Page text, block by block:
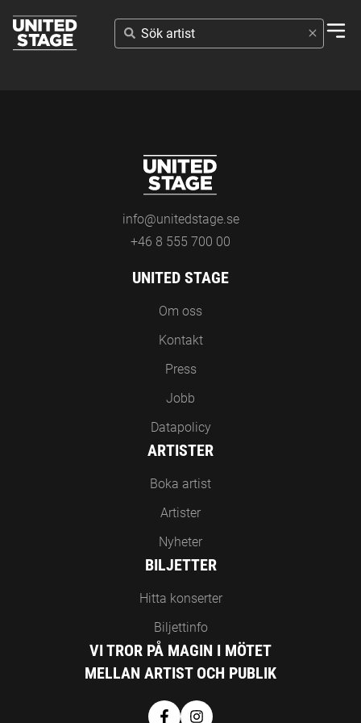
SÖK
ARTIST
info@unitedstage.se
+46 8 555 700 00
UNITED STAGE
Om oss
Kontakt
Press
Jobb
Datapolicy
ARTISTER
Boka artist
Artister
Nyheter
BILJETTER
Hitta konserter
Biljettinfo
VI TROR PÅ MAGIN I MÖTET
MELLAN ARTIST OCH PUBLIK